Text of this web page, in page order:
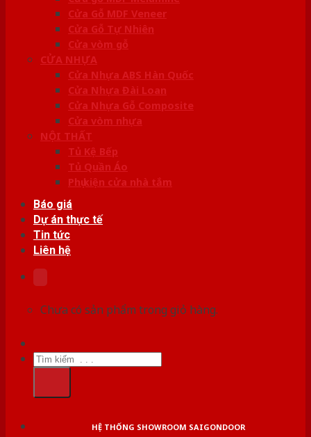
Cửa Gỗ MDF Veneer
Cửa Gỗ Tự Nhiên
Cửa vòm gỗ
CỬA NHỰA
Cửa Nhựa ABS Hàn Quốc
Cửa Nhựa Đài Loan
Cửa Nhựa Gỗ Composite
Cửa vòm nhựa
NỘI THẤT
Tủ Kệ Bếp
Tủ Quần Áo
Phụ kiện cửa nhà tắm
Báo giá
Dự án thực tế
Tin tức
Liên hệ
Chưa có sản phẩm trong giỏ hàng.
Tìm
kiếm:
HỆ THỐNG SHOWROOM SAIGONDOOR